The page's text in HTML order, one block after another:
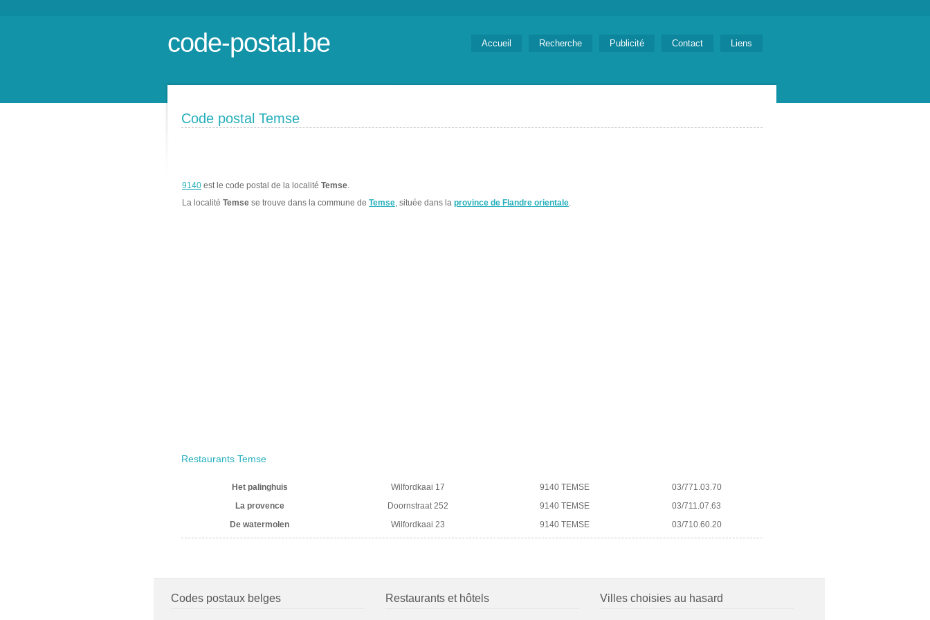
code-postal.be Accueil Recherche Publicité Contact Liens
Code postal Temse
9140 est le code postal de la localité Temse.
La localité Temse se trouve dans la commune de Temse, située dans la province de Flandre orientale.
Restaurants Temse
Het palinghuis Wilfordkaai 17 9140 TEMSE
03/771.03.70
La provence
Doornstraat 252 9140 TEMSE
03/711.07.63
De watermolen
Wilfordkaai 23 9140 TEMSE 03/710.60.20
Codes postaux belges Restaurants et hôtels Villes choisies au hasard